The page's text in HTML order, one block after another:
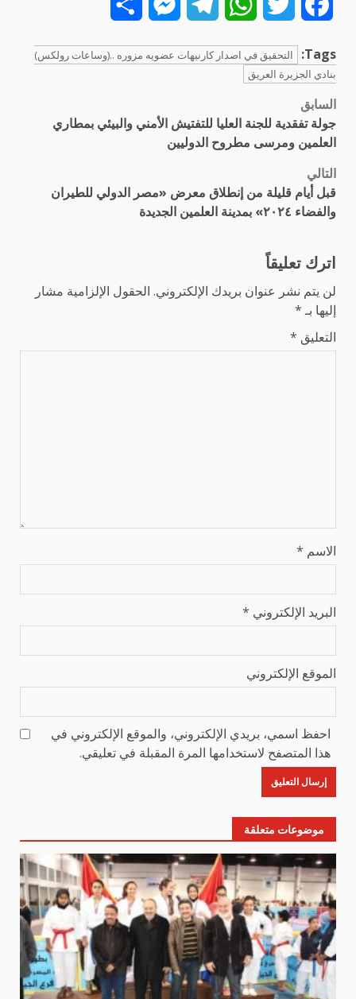
Facebook
Twitter
WhatsApp
Telegram
Messenger
Tags:
التحقيق في اصدار كارنيهات عضويه مزوره ..(وساعات رولكس)
بنادي الجزيرة العريق
تصفّح
المقالات
السابق
جولة تفقدية للجنة العليا للتفتيش الأمني والبيئي بمطاري
العلمين ومرسى مطروح الدوليين
التالي
قبل أيام قليلة من إنطلاق معرض «مصر الدولي للطيران
والفضاء ٢٠٢٤» بمدينة العلمين الجديدة
اترك تعليقاً
لن يتم نشر عنوان بريدك الإلكتروني. الحقول الإلزامية مشار
إليها بـ*
التعليق *
الاسم *
البريد الإلكتروني *
الموقع الإلكتروني
احفظ اسمي، بريدي الإلكتروني، والموقع الإلكتروني في
هذا المتصفح لاستخدامها المرة المقبلة في تعليقي.
موضوعات متعلقة